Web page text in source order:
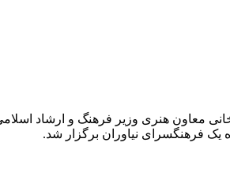
معاون هنری وزیر فرهنگ و ارشاد
یک فرهنگسراى نیاوران برگزار شد.